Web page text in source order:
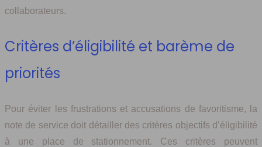
collaborateurs.
Critères d’éligibilité et barème de
priorités
Pour éviter les frustrations et accusations de favoritisme, la
note de service doit détailler des critères objectifs d’éligibilité
à une place de stationnement. Ces critères peuvent